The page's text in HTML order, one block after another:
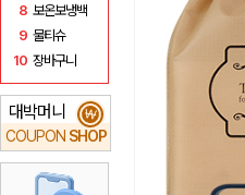
8 보온보냉백
9 물티슈
10 장바구니
대박머니
COUPON SHOP
₩